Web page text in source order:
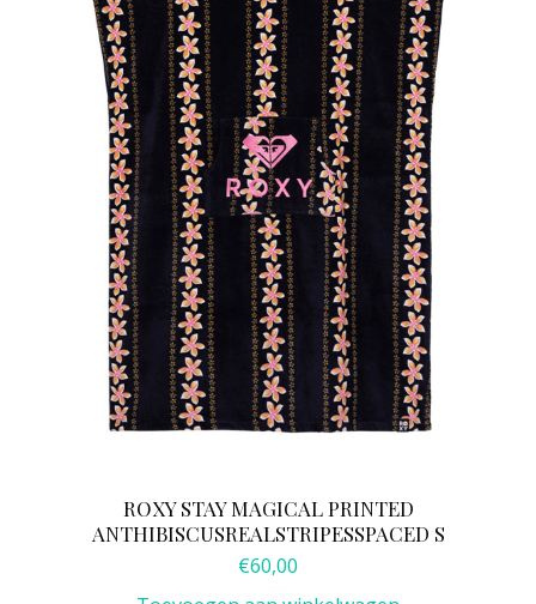
ROXY STAY MAGICAL PRINTED
ANTHIBISCUSREALSTRIPESSPACED S
€60,00